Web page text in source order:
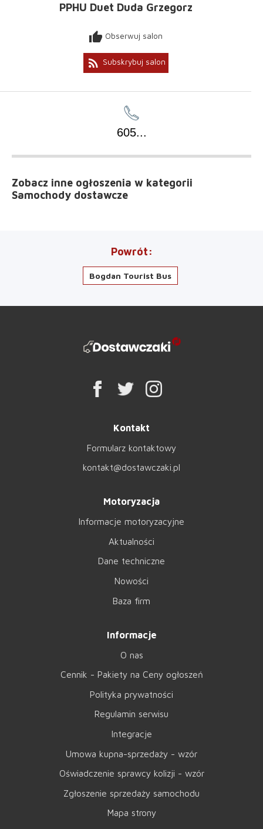
PPHU Duet Duda Grzegorz
thumb_up Obserwuj salon
rss_feed Subskrybuj salon
605...
Zobacz inne ogłoszenia w kategorii
Samochody dostawcze
Powrót
Bogdan Tourist Bus
Kontakt
Formularz kontaktowy
kontakt@dostawczaki.pl
Motoryzacja
Informacje motoryzacyjne
Aktualności
Dane techniczne
Nowości
Baza firm
Informacje
O nas
Cennik - Pakiety na Ceny ogłoszeń
Polityka prywatności
Regulamin serwisu
Integracje
Umowa kupna-sprzedaży - wzór
Oświadczenie sprawcy kolizji - wzór
Zgłoszenie sprzedaży samochodu
Mapa strony